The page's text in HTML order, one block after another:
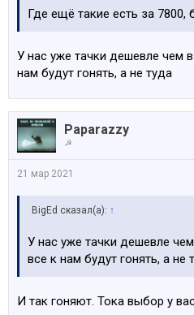
Где ещё такие есть за 7800,
У нас уже тачки дешевле чем
нам будут гонять, а не туда
Paparazzy
☭
21 мар 2021
BigEd сказал(а): ↑
У нас уже тачки дешевле
все к нам будут гонять, а не
И так гоняют. Тока выбор у